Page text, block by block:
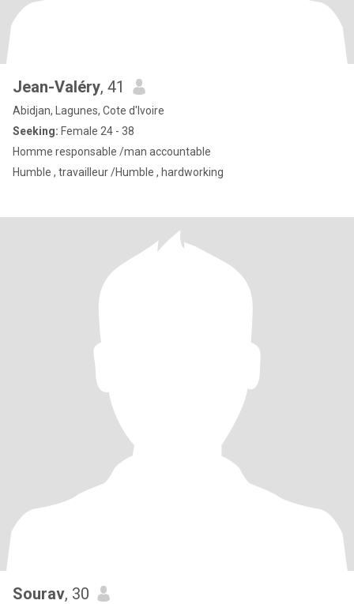
Jean-Valéry, 41
Abidjan, Lagunes, Cote d'Ivoire
Seeking: Female 24 - 38
Homme responsable /man accountable
Humble , travailleur /Humble , hardworking
Sourav, 30